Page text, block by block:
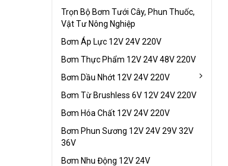
Trọn Bộ Bơm Tưới Cây, Phun Thuốc,
Vật Tư Nông Nghiệp
Bơm Áp Lực 12V 24V 220V
Bơm Thực Phẩm 12V 24V 48V 220V
Bơm Dầu Nhớt 12V 24V 220V
Bơm Từ Brushless 6V 12V 24V 220V
Bơm Hóa Chất 12V 24V 220V
Bơm Phun Sương 12V 24V 29V 32V
36V
Bơm Nhu Động 12V 24V